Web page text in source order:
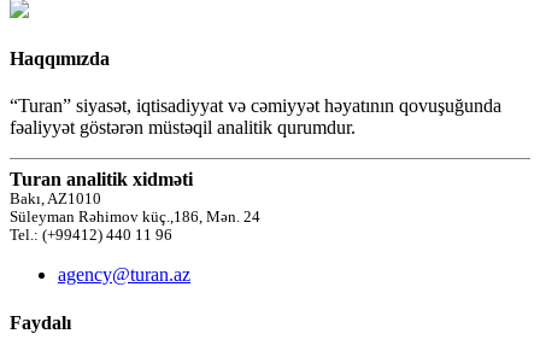
Haqqımızda
“Turan” siyasət, iqtisadiyyat və cəmiyyət həyatının qovuşuğunda
fəaliyyət göstərən müstəqil analitik qurumdur.
Turan analitik xidməti
Bakı, AZ1010
Süleyman Rəhimov küç.,186, Mən. 24
Tel.: (+99412) 440 11 96
agency@turan.az
Faydalı